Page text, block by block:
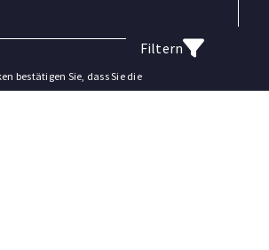
Filtern
bestätigen Sie, dass Sie die
zur Kenntnis genommen haben.